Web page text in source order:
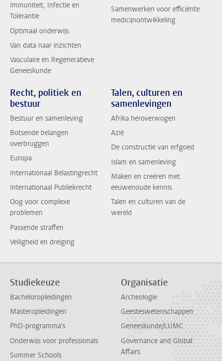
Immuniteit, Infectie en
Tolerantie
Optimaal onderwijs
Van data naar inzichten
Vasculaire en Regeneratieve
Geneeskunde
Samenwerken voor efficiënte
medicijnontwikkeling
Recht, politiek en
bestuur
Bestuur en samenleving
Botsende belangen
overbruggen
Europa
Internationaal Belastingrecht
Internationaal Publiekrecht
Oog voor complexe
problemen
Passende straffen
Veiligheid en dreiging
Talen, culturen en
samenlevingen
Afrika heroverwogen
Azië
De constructie van erfgoed
Islam en samenleving
Maken en creëren met
eeuwenoude kennis
Talen en culturen van de
wereld
Studiekeuze
Bacheloropleidingen
Masteropleidingen
PhD-programma's
Onderwijs voor professionals
Summer Schools
Organisatie
Archeologie
Geesteswetenschappen
Geneeskunde/LUMC
Governance and Global
Affairs